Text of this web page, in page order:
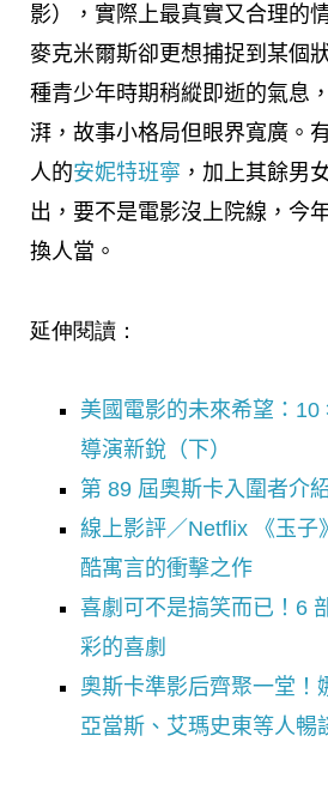
影），實際上最真實又合理的
麥克米爾斯卻更想捕捉到某個
種青少年時期稍縱即逝的氣息
湃，故事小格局但眼界寬廣。
人的安妮特班寧 ，加上其餘男
出，要不是電影沒上院線，今
換人當。
延伸閱讀：
美國電影的未來希望：10
導演新銳（下）
第 89 屆奧斯卡入圍者介
線上影評／Netflix 《玉子
酷寓言的衝擊之作
喜劇可不是搞笑而已！6
彩的喜劇
奧斯卡準影后齊聚一堂！
亞當斯、艾瑪史東等人暢